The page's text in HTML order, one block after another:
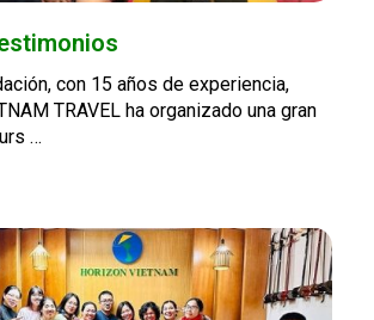
con 15 años de experiencia,
TRAVEL ha organizado una gran
…